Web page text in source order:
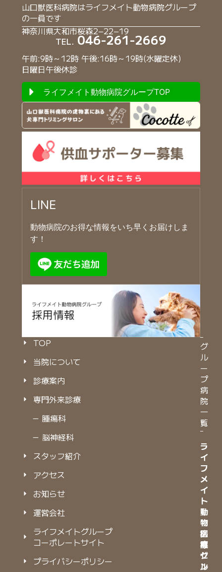
山口獣医科病院はライフメイト動物病院グループ
の一員です
神奈川県大和市桜森2−22−19
TEL.046-261-2669
午前:9時～12時 午後:16時～19時(水曜定休)
日曜日午後休診
ライフメイト動物病院グループTOP
LINE
動物病院のお得な情報をいち早くお届けしま
す！
TOP
当院について
診療案内
専門外来診療
－ 腫瘍科
－ 脳神経科
スタッフ紹介
アクセス
お知らせ
運営会社
ライフメイトグループ
コーポレートサイト
プライバシーポリシー
グ
ル
ー
プ
病
院
一
覧
ラ
イ
フ
メ
イ
ト
動
物
病
院
グ
ル
ラ
イ
フ
メ
イ
ト
動
物
医
療
セ
ン